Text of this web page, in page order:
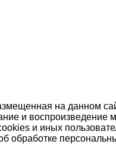
на данном
и
и иных
обработке